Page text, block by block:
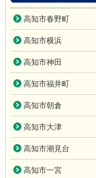
高知市春野町
高知市横浜
高知市神田
高知市福井町
高知市朝倉
高知市大津
高知市潮見台
高知市一宮